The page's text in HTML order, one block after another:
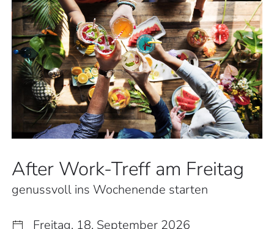
After Work-Treff am Freitag
genussvoll ins Wochenende starten
Freitag, 18. September 2026